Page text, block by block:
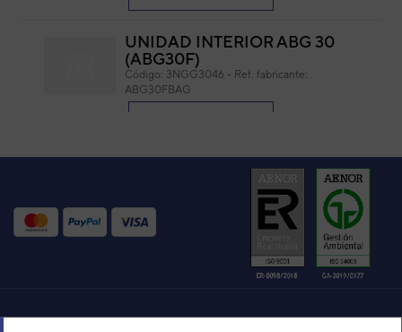
UNIDAD INTERIOR ABG 30
(ABG30F)
Código: 3NGG3046 - Ref. fabricante:
ABG30FBAG
UNIDAD INTERIOR ABY45R
Código:
Ref. fabricante:
ABY45RGB3W
UNIDAD INTERIOR ABG30